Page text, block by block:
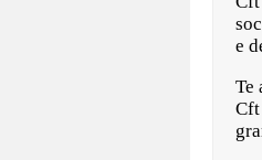
e
Te
Cft